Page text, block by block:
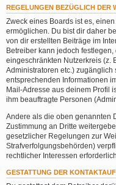
REGELUNGEN BEZÜGLICH DER
Zweck eines Boards ist es,
ermöglichen. Du bist dir daher
von dir erstellten Beiträge im
Betreiber kann jedoch
eingeschränkten Nutzerkreis (z.
Administratoren etc.) zugänglich
entsprechenden Informationen
Mail-Adresse aus deinem Profil
ihm beauftragte Personen
Andere als die oben genannten
Zustimmung an Dritte
gesetzlicher Regelungen zur
Strafverfolgungsbehörden)
rechtlicher Interessen
GESTATTUNG DER